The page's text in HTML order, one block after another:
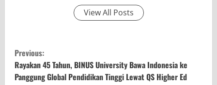
View All Posts
C
o
Previous:
Rayakan 45 Tahun, BINUS University Bawa Indonesia ke
Panggung Global Pendidikan Tinggi Lewat QS Higher Ed